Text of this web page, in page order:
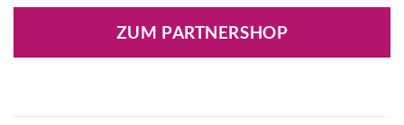
war:
59,95 €
ist:
56,95 €.
ZUM PARTNERSHOP